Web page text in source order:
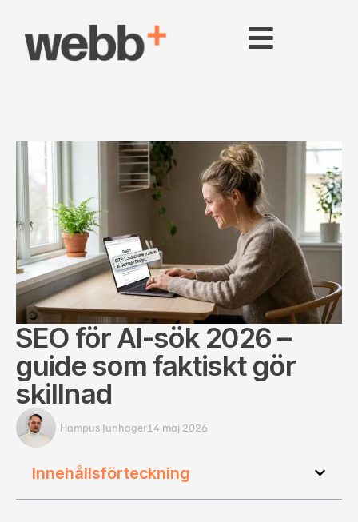
SEO för AI-sök 2026 –
guide som faktiskt gör
skillnad
Hampus Junhager14 maj 2026
Innehållsförteckning